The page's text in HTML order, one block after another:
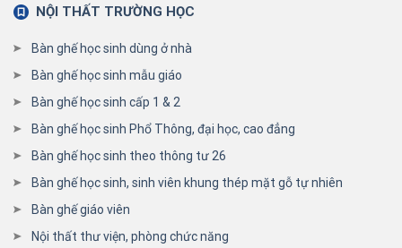
NỘI THẤT TRƯỜNG HỌC
Bàn ghế học sinh dùng ở nhà
Bàn ghế học sinh mẫu giáo
Bàn ghế học sinh cấp 1 & 2
Bàn ghế học sinh Phổ Thông, đại học, cao đẳng
Bàn ghế học sinh theo thông tư 26
Bàn ghế học sinh, sinh viên khung thép mặt gỗ tự nhiên
Bàn ghế giáo viên
Nội thất thư viện, phòng chức năng